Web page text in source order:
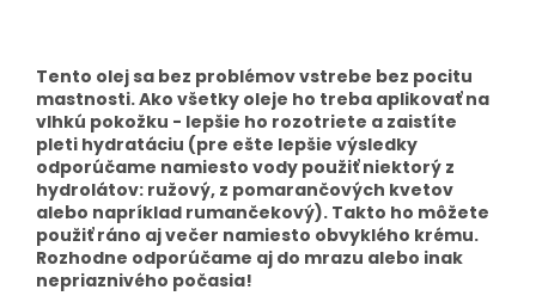
Tento olej sa bez problémov vstrebe bez pocitu
mastnosti. Ako všetky oleje ho treba aplikovať na
vlhkú pokožku - lepšie ho rozotriete a zaistíte
pleti hydratáciu (pre ešte lepšie výsledky
odporúčame namiesto vody použiť niektorý z
hydrolátov: ružový, z pomarančových kvetov
alebo napríklad rumančekový). Takto ho môžete
použiť ráno aj večer namiesto obvyklého krému.
Rozhodne odporúčame aj do mrazu alebo inak
nepriaznivého počasia!